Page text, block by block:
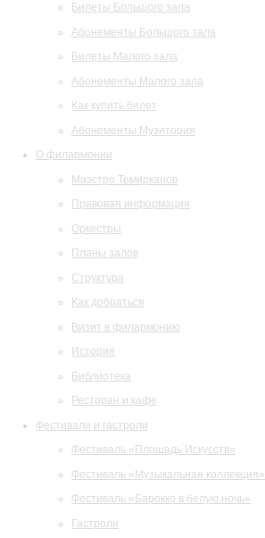
Билеты Большого зала
Абонементы Большого зала
Билеты Малого зала
Абонементы Малого зала
Как купить билет
Абонементы Музитория
О филармонии
Маэстро Темирканов
Правовая информация
Оркестры
Планы залов
Структура
Как добраться
Визит в филармонию
История
Библиотека
Ресторан и кафе
Фестивали и гастроли
Фестиваль «Площадь Искусств»
Фестиваль «Музыкальная коллекция»
Фестиваль «Барокко в белую ночь»
Гастроли